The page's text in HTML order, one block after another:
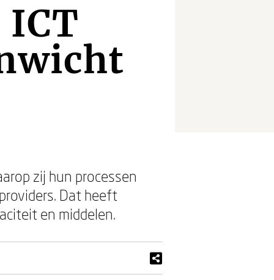
ICT
zij hun processen
Dat heeft
en middelen.